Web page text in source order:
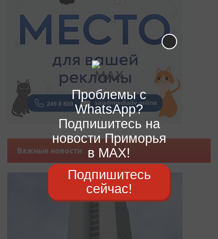
Важные новости
Проблемы с
WhatsApp?
Подпишитесь на
новости Приморья
в MAX!
Подпишитесь
сейчас!